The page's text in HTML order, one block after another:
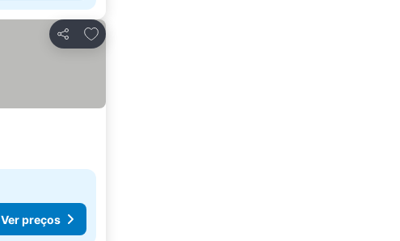
Partilhar
Adicionar aos favoritos
Ver preços